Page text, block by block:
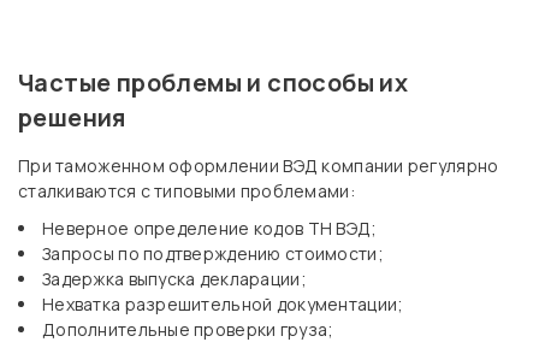
Частые проблемы и способы их
решения
При таможенном оформлении ВЭД компании регулярно
сталкиваются с типовыми проблемами:
Неверное определение кодов ТН ВЭД;
Запросы по подтверждению стоимости;
Задержка выпуска декларации;
Нехватка разрешительной документации;
Дополнительные проверки груза;